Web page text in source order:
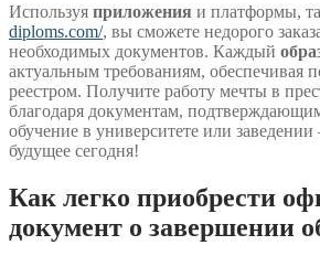
Используя приложения и платформы,
diploms.com/, вы сможете недорого
необходимых документов. Каждый
актуальным требованиям, обеспечивая
реестром. Получите работу мечты в
благодаря документам,
обучение в университете или
будущее сегодня!
Как легко приобрести
документ о завершении